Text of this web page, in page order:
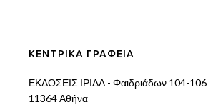
ΚΕΝΤΡΙΚΑ ΓΡΑΦΕΙΑ
ΕΚΔΟΣΕΙΣ ΙΡΙΔΑ - Φαιδριάδων 104-106
11364 Αθήνα